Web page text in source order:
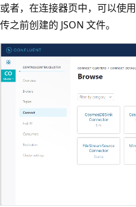
或者，在连接器页中，可以使用
传之前创建的 JSON 文件。